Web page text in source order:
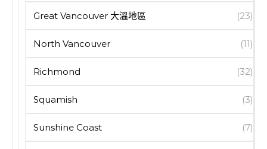
Great Vancouver 大溫地區 (23)
North Vancouver (11)
Richmond (32)
Squamish (3)
Sunshine Coast (7)